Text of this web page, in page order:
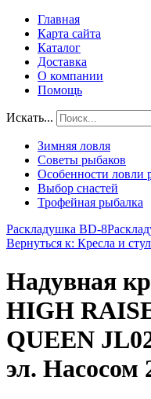
Главная
Карта сайта
Каталог
Доставка
О компании
Помощь
Искать...
Зимняя ловля
Советы рыбаков
Особенности ловли
Выбор снастей
Трофейная рыбалка
Раскладушка BD-8
Вернуться к: Кресла и
Надувная
HIGH
QUEEN
эл. Насосом